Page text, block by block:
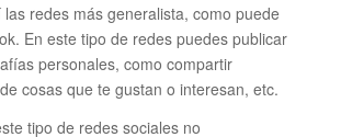
redes más generalista, como puede
En este tipo de redes puedes publicar
personales, como compartir
cosas que te gustan o interesan, etc.
tipo de redes sociales no